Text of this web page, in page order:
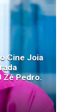
Cine Joia
Zé Pedro.